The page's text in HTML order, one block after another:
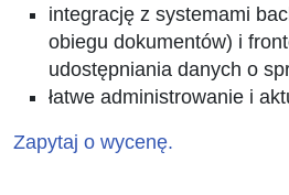
integrację z systemami
obiegu dokumentów) i
udostępniania danych o
łatwe administrowanie i
Zapytaj o wycenę.